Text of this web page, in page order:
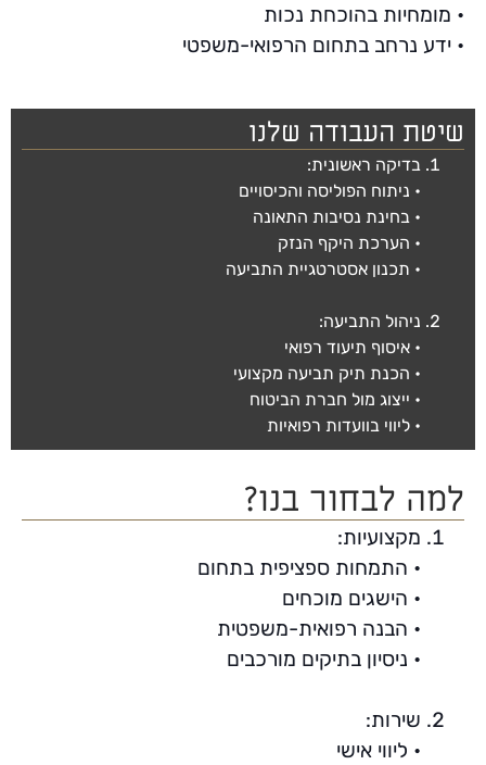
• מומחיות בהוכחת נכות
• ידע נרחב בתחום הרפואי-משפטי
שיטת העבודה שלנו
בדיקה ראשונית:
• ניתוח הפוליסה והכיסויים
• בחינת נסיבות התאונה
• הערכת היקף הנזק
• תכנון אסטרטגיית התביעה
ניהול התביעה:
• איסוף תיעוד רפואי
• הכנת תיק תביעה מקצועי
• ייצוג מול חברת הביטוח
• ליווי בוועדות רפואיות
למה לבחור בנו?
מקצועיות:
• התמחות ספציפית בתחום
• הישגים מוכחים
• הבנה רפואית-משפטית
• ניסיון בתיקים מורכבים
שירות:
• ליווי אישי